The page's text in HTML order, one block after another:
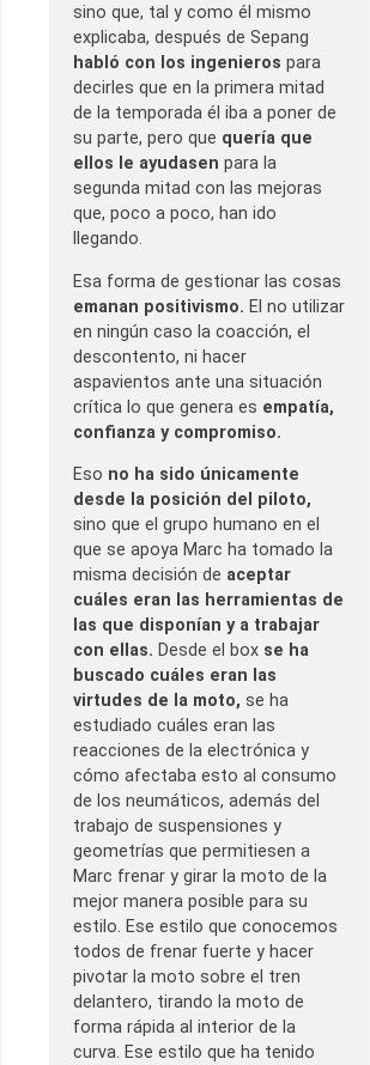
sino que, tal y como él mismo
explicaba, después de Sepang
habló con los ingenieros para
decirles que en la primera mitad
de la temporada él iba a poner de
su parte, pero que quería que
ellos le ayudasen para la
segunda mitad con las mejoras
que, poco a poco, han ido
llegando.
Esa forma de gestionar las cosas
emanan positivismo. El no utilizar
en ningún caso la coacción, el
descontento, ni hacer
aspavientos ante una situación
crítica lo que genera es empatía,
confianza y compromiso.
Eso no ha sido únicamente
desde la posición del piloto,
sino que el grupo humano en el
que se apoya Marc ha tomado la
misma decisión de aceptar
cuáles eran las herramientas de
las que disponían y a trabajar
con ellas. Desde el box se ha
buscado cuáles eran las
virtudes de la moto, se ha
estudiado cuáles eran las
reacciones de la electrónica y
cómo afectaba esto al consumo
de los neumáticos, además del
trabajo de suspensiones y
geometrías que permitiesen a
Marc frenar y girar la moto de la
mejor manera posible para su
estilo. Ese estilo que conocemos
todos de frenar fuerte y hacer
pivotar la moto sobre el tren
delantero, tirando la moto de
forma rápida al interior de la
curva. Ese estilo que ha tenido